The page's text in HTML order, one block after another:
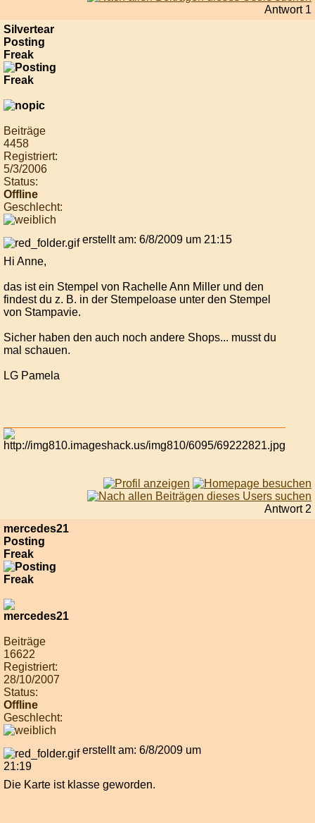
Antwort 1
Silvertear
Posting
Freak
Beiträge
4458
Registriert:
5/3/2006
Status:
Offline
Geschlecht:
erstellt am: 6/8/2009 um 21:15
Hi Anne,
das ist ein Stempel von Rachelle Ann Miller und den
findest du z. B. in der Stempeloase unter den Stempel
von Stampavie.
Sicher haben den auch noch andere Shops... musst du
mal schauen.
LG Pamela
Antwort 2
mercedes21
Posting
Freak
Beiträge
16622
Registriert:
28/10/2007
Status:
Offline
Geschlecht:
erstellt am: 6/8/2009 um
21:19
Die Karte ist klasse geworden.